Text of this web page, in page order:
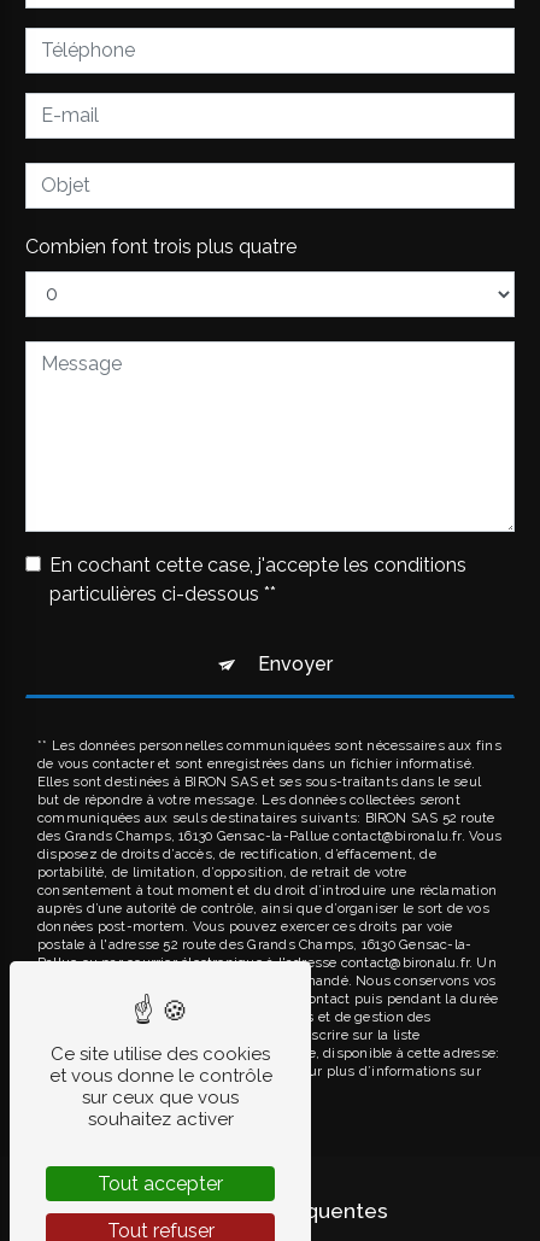
Combien font trois plus quatre
En cochant cette case, j'accepte les conditions
particulières ci-dessous **
Envoyer
** Les données personnelles communiquées sont nécessaires aux fins
de vous contacter et sont enregistrées dans un fichier informatisé.
Elles sont destinées à BIRON SAS et ses sous-traitants dans le seul
but de répondre à votre message. Les données collectées seront
communiquées aux seuls destinataires suivants: BIRON SAS 52 route
des Grands Champs, 16130 Gensac-la-Pallue contact@bironalu.fr. Vous
disposez de droits d’accès, de rectification, d’effacement, de
portabilité, de limitation, d’opposition, de retrait de votre
consentement à tout moment et du droit d’introduire une réclamation
auprès d’une autorité de contrôle, ainsi que d’organiser le sort de vos
données post-mortem. Vous pouvez exercer ces droits par voie
postale à l'adresse 52 route des Grands Champs, 16130 Gensac-la-
Pallue ou par courrier électronique à l'adresse contact@bironalu.fr. Un
justificatif d'identité pourra vous être demandé. Nous conservons vos
données pendant la période de prise de contact puis pendant la durée
de prescription légale aux fins probatoires et de gestion des
contentieux. Vous avez le droit de vous inscrire sur la liste
d'opposition au démarchage téléphonique, disponible à cette adresse:
Bloctel.gouv.fr. Consultez le site cnil.fr pour plus d’informations sur
Recherches fréquentes
Ce site utilise des cookies
et vous donne le contrôle
sur ceux que vous
souhaitez activer
Tout accepter
Tout refuser